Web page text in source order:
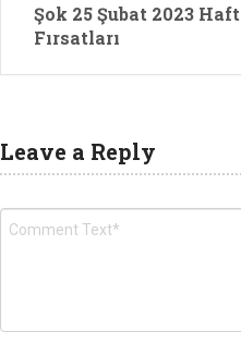
Şok 25 Şubat 2023
Fırsatları
Leave a Reply